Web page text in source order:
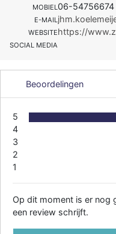
MOBIEL06-54756674
E-MAIL
WEBSITEhttps://
SOCIAL MEDIA
Beoordelingen
5
4
3
2
1
Op dit moment is er nog
een review schrijft.